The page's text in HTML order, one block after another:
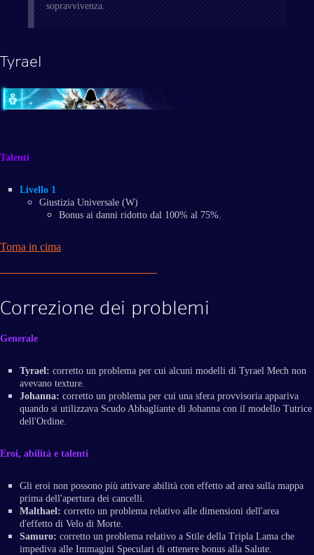
sopravvivenza.
Tyrael
Talenti
Livello 1
Giustizia Universale (W)
Bonus ai danni ridotto dal 100% al 75%.
Torna in cima
Correzione dei problemi
Generale
Tyrael: corretto un problema per cui alcuni modelli di Tyrael Mech non
avevano texture.
Johanna: corretto un problema per cui una sfera provvisoria appariva
quando si utilizzava Scudo Abbagliante di Johanna con il modello Tutrice
dell'Ordine.
Eroi, abilità e talenti
Gli eroi non possono più attivare abilità con effetto ad area sulla mappa
prima dell'apertura dei cancelli.
Malthael: corretto un problema relativo alle dimensioni dell'area
d'effetto di Velo di Morte.
Samuro: corretto un problema relativo a Stile della Tripla Lama che
impediva alle Immagini Speculari di ottenere bonus alla Salute.